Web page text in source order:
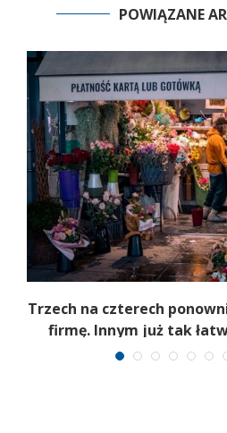
POWIĄZANE
Trzech na czterech
firmę. Innym już tak